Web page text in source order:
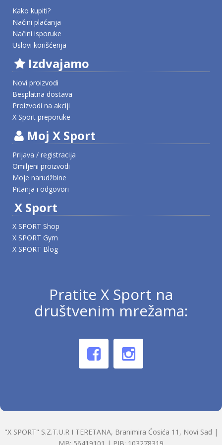
Kako kupiti?
Načini plaćanja
Načini isporuke
Uslovi korišćenja
Izdvajamo
Novi proizvodi
Besplatna dostava
Proizvodi na akciji
X Sport preporuke
Moj X Sport
Prijava / registracija
Omiljeni proizvodi
Moje narudžbine
Pitanja i odgovori
X Sport
X SPORT Shop
X SPORT Gym
X SPORT Blog
Pratite X Sport na
društvenim mrežama:
"X SPORT" S.Z.T.U.R I TERETANA, Branimira Ćosića 11, Novi Sad |